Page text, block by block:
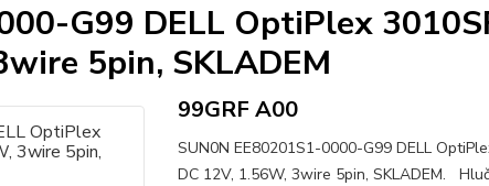
G99 DELL OptiPlex
5pin, SKLADEM
99GRF A00
SUN0N EE80201S1-0000-G99 DELL
DC 12V, 1.56W, 3wire 5pin, SKLADEM.